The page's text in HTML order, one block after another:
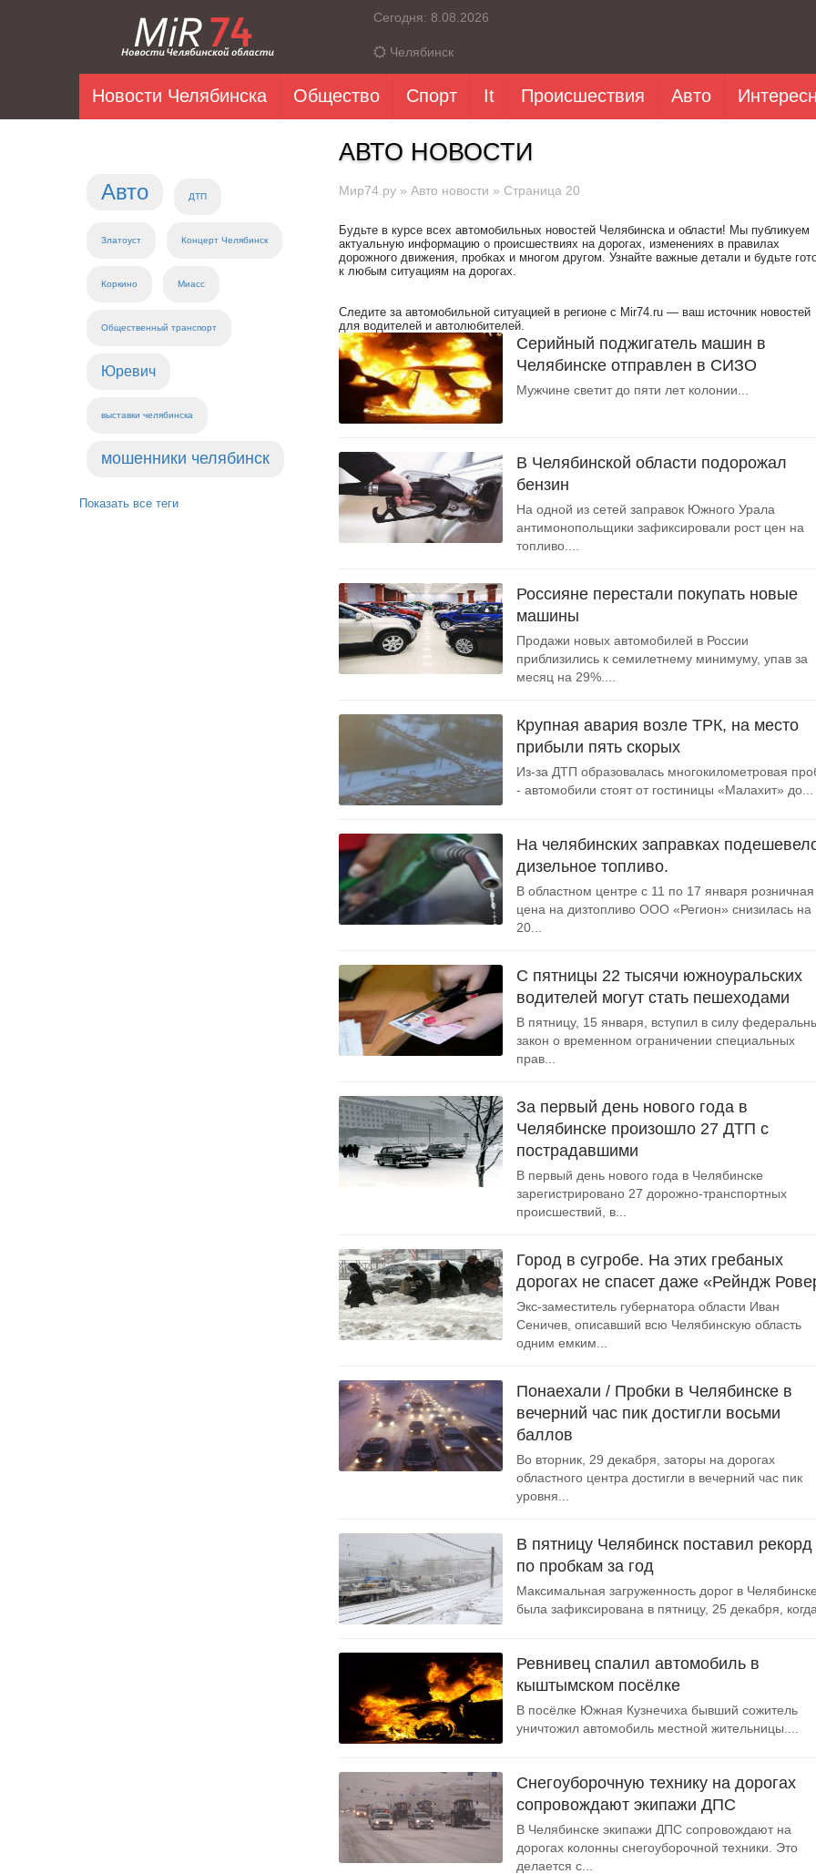
Сегодня: 8.08.2026
Челябинск
Новости Челябинска Общество Спорт It Происшествия Авто
Авто ДТП
Златоуст Концерт Челябинск
Коркино Миасс
Общественный транспорт
Юревич
выставки челябинска
мошенники челябинск
Показать все теги
АВТО НОВОСТИ
Мир74.ру » Авто новости » Страница 20
Будьте в курсе всех автомобильных новостей Челябинска и области! Мы публикуем
актуальную информацию о происшествиях на дорогах, изменениях в правилах
дорожного движения, пробках и многом другом. Узнайте важные детали и будьте
к любым ситуациям на дорогах.
Следите за автомобильной ситуацией в регионе с Mir74.ru — ваш источник новостей
для водителей и автолюбителей.
Серийный поджигатель машин в
Челябинске отправлен в СИЗО
Мужчине светит до пяти лет колонии...
В Челябинской области подорожал
бензин
На одной из сетей заправок Южного Урала
антимонопольщики зафиксировали рост цен на
топливо....
Россияне перестали покупать новые
машины
Продажи новых автомобилей в России
приблизились к семилетнему минимуму, упав за
месяц на 29%....
Крупная авария возле ТРК, на место
прибыли пять скорых
Из-за ДТП образовалась многокилометровая
- автомобили стоят от гостиницы «Малахит» до...
На челябинских заправках
дизельное топливо.
В областном центре с 11 по 17 января розничная
цена на дизтопливо ООО «Регион» снизилась на
20...
С пятницы 22 тысячи южноуральских
водителей могут стать пешеходами
В пятницу, 15 января, вступил в силу
закон о временном ограничении специальных
прав...
За первый день нового года в
Челябинске произошло 27 ДТП с
пострадавшими
В первый день нового года в Челябинске
зарегистрировано 27 дорожно-транспортных
происшествий, в...
Город в сугробе. На этих гребаных
дорогах не спасет даже «Рейндж
Экс-заместитель губернатора области Иван
Сеничев, описавший всю Челябинскую область
одним емким...
Понаехали / Пробки в Челябинске в
вечерний час пик достигли восьми
баллов
Во вторник, 29 декабря, заторы на дорогах
областного центра достигли в вечерний час пик
уровня...
В пятницу Челябинск поставил рекорд
по пробкам за год
Максимальная загруженность дорог в
была зафиксирована в пятницу, 25 декабря,
Ревнивец спалил автомобиль в
кыштымском посёлке
В посёлке Южная Кузнечиха бывший сожитель
уничтожил автомобиль местной жительницы....
Снегоуборочную технику на дорогах
сопровождают экипажи ДПС
В Челябинске экипажи ДПС сопровождают на
дорогах колонны снегоуборочной техники. Это
делается с...